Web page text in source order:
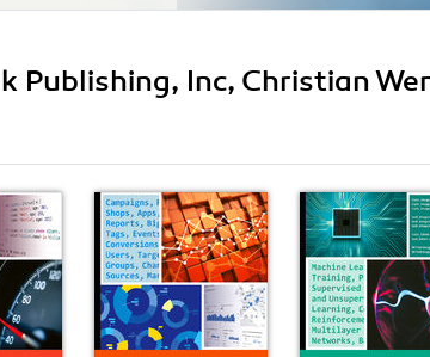
Publishing, Inc, Christian